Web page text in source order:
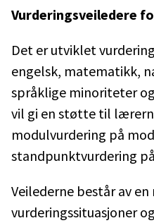
Vurderingsveiledere
Det er utviklet
engelsk, matematikk,
språklige minoriteter
vil gi en støtte til
modulvurdering på
standpunktvurdering
Veilederne består av
vurderingssituasjoner